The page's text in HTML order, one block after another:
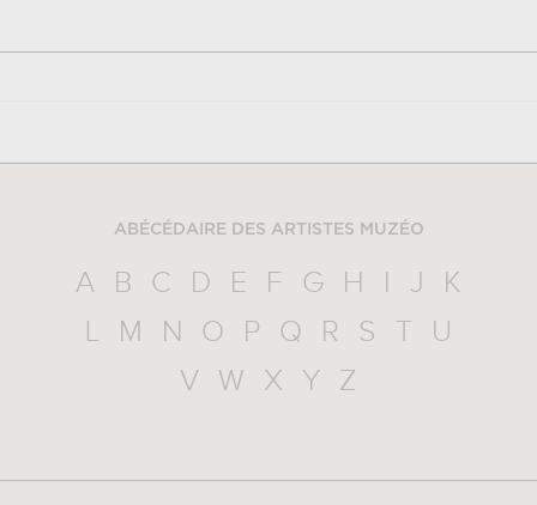
ABÉCÉDAIRE DES ARTISTES MUZÉO
A B C D E F G H I J
K
L
M N O P Q R S T
U
V
W X Y Z